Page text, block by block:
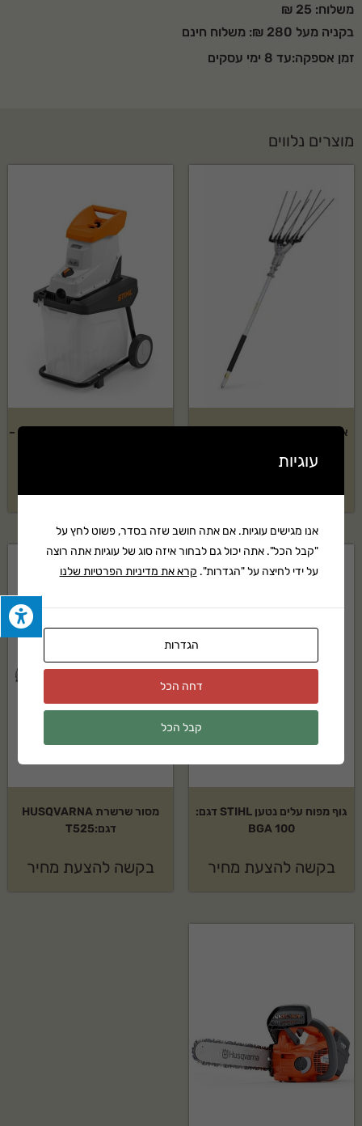
משלוח: 25 ₪
בקניה מעל 280 ₪: משלוח חינם
זמן אספקה:עד 8 ימי עסקים
מוצרים נלווים
מרסקת גזם חשמלית STIHL דגם –
גוף מפוח עלים נטען STIHL דגם:
BGA 100
בקשה להצעת מחיר
מסור שרשרת HUSQVARNA
דגם:T525
בקשה להצעת מחיר
עוגיות
אנו מגישים עוגיות. אם אתה חושב שזה בסדר, פשוט לחץ על
"קבל הכל". אתה יכול גם לבחור איזה סוג של עוגיות אתה רוצה
על ידי לחיצה על "הגדרות". קרא את מדיניות הפרטיות שלנו
הגדרות
דחה הכל
קבל הכל